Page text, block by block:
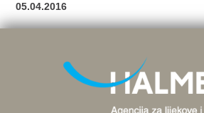
05.04.2016